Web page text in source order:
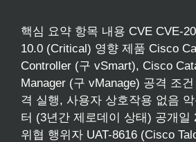
핵심 요약 항목 내용 CVE CVE-
10.0 (Critical) 영향 제품 Cisco
Controller (구 vSmart), Cisco
Manager (구 vManage) 공격 조
격 실행, 사용자 상호작용 없음
터 (3년간 제로데이 상태) 공개일
위협 행위자 UAT-8616 (Cisco